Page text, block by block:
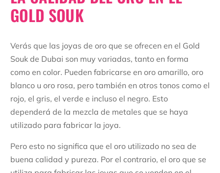
GOLD SOUK
Verás que las joyas de oro que se ofrecen en el Gold
Souk de Dubai son muy variadas, tanto en forma
como en color. Pueden fabricarse en oro amarillo, oro
blanco u oro rosa, pero también en otros tonos como el
rojo, el gris, el verde e incluso el negro. Esto
dependerá de la mezcla de metales que se haya
utilizado para fabricar la joya.
Pero esto no significa que el oro utilizado no sea de
buena calidad y pureza. Por el contrario, el oro que se